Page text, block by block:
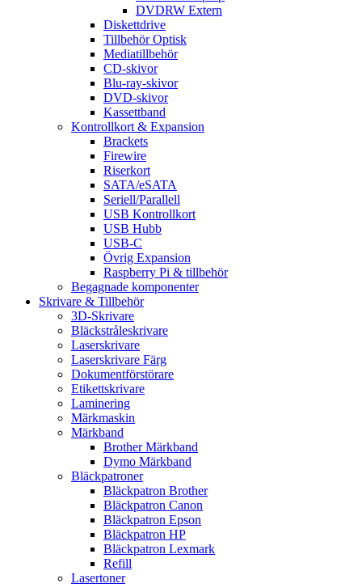
DVDRW Extern
Diskettdrive
Tillbehör Optisk
Mediatillbehör
CD-skivor
Blu-ray-skivor
DVD-skivor
Kassettband
Kontrollkort & Expansion
Brackets
Firewire
Riserkort
SATA/eSATA
Seriell/Parallell
USB Kontrollkort
USB Hubb
USB-C
Övrig Expansion
Raspberry Pi & tillbehör
Begagnade komponenter
Skrivare & Tillbehör
3D-Skrivare
Bläckstråleskrivare
Laserskrivare
Laserskrivare Färg
Dokumentförstörare
Etikettskrivare
Laminering
Märkmaskin
Märkband
Brother Märkband
Dymo Märkband
Bläckpatroner
Bläckpatron Brother
Bläckpatron Canon
Bläckpatron Epson
Bläckpatron HP
Bläckpatron Lexmark
Refill
Lasertoner